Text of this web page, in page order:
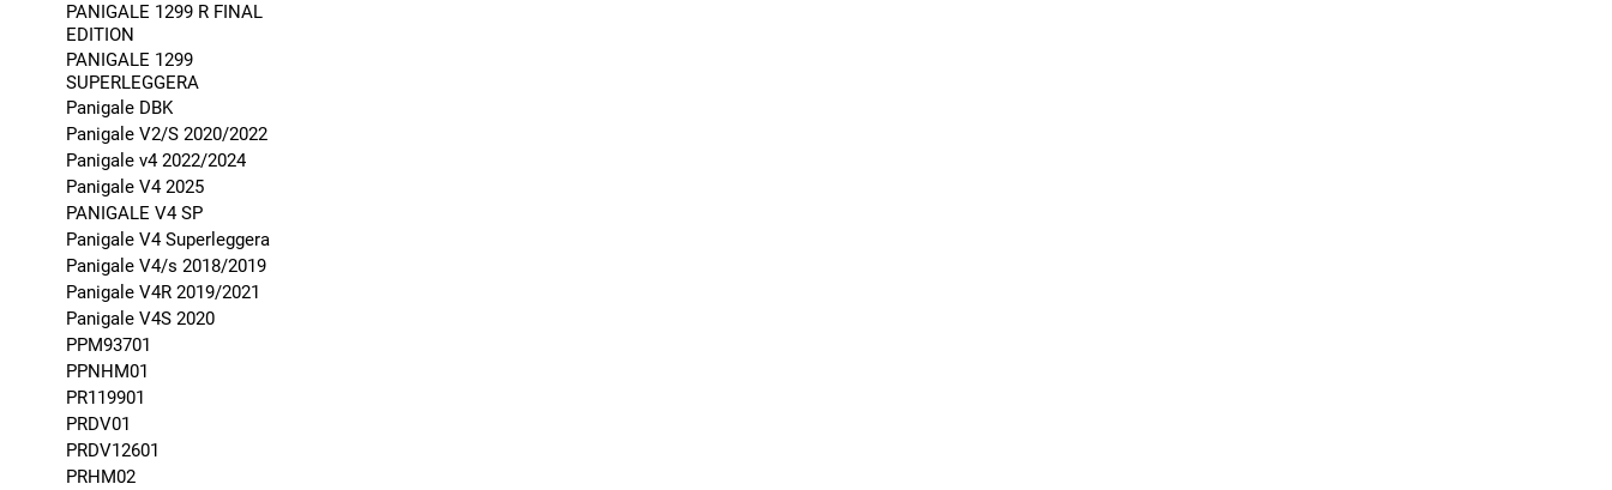
PANIGALE 1299 R FINAL
EDITION
PANIGALE 1299
SUPERLEGGERA
Panigale DBK
Panigale V2/S 2020/2022
Panigale v4 2022/2024
Panigale V4 2025
PANIGALE V4 SP
Panigale V4 Superleggera
Panigale V4/s 2018/2019
Panigale V4R 2019/2021
Panigale V4S 2020
PPM93701
PPNHM01
PR119901
PRDV01
PRDV12601
PRHM02